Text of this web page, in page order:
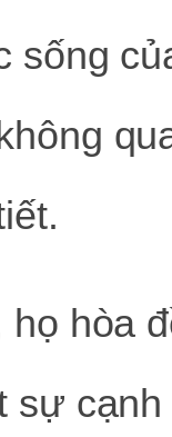
sống
họ hòa
sự cạnh